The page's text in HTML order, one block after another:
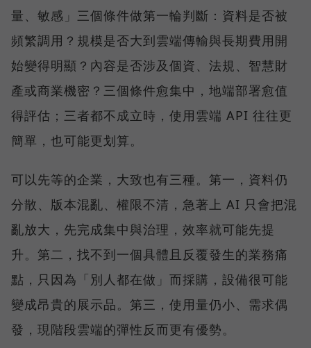
量、敏感」三個條件做第一輪判斷：資料是否被
頻繁調用？規模是否大到雲端傳輸與長期費用開
始變得明顯？內容是否涉及個資、法規、智慧財
產或商業機密？三個條件愈集中，地端部署愈值
得評估；三者都不成立時，使用雲端 API 往往更
簡單，也可能更划算。
可以先等的企業，大致也有三種。第一，資料仍
分散、版本混亂、權限不清，急著上 AI 只會把混
亂放大，先完成集中與治理，效率就可能先提
升。第二，找不到一個具體且反覆發生的業務痛
點，只因為「別人都在做」而採購，設備很可能
變成昂貴的展示品。第三，使用量仍小、需求偶
發，現階段雲端的彈性反而更有優勢。